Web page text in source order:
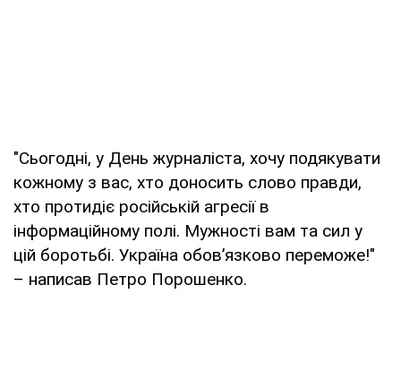
"Сьогодні, у День журналіста, хочу подякувати
кожному з вас, хто доносить слово правди,
хто протидіє російській агресії в
інформаційному полі. Мужності вам та сил у
цій боротьбі. Україна обов’язково переможе!"
– написав Петро Порошенко.